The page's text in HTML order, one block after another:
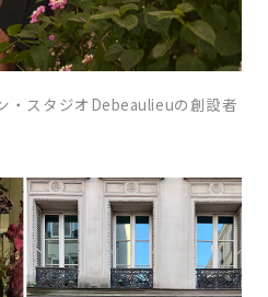
・スタジオDebeaulieuの創設者